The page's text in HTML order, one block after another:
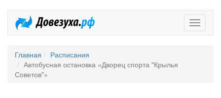
Главная
Расписания
Автобусная остановка «Дворец спорта "Крылья
Советов"»